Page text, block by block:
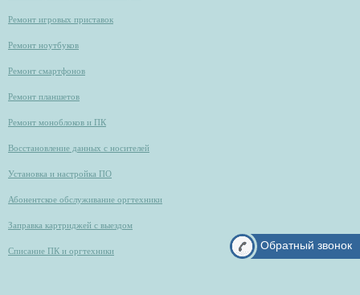
Обратный звонок
Ремонт игровых приставок
Ремонт ноутбуков
Ремонт смартфонов
Ремонт планшетов
Ремонт моноблоков и ПК
Восстановление данных с носителей
Установка и настройка ПО
Абонентское обслуживание оргтехники
Заправка картриджей с выездом
Списание ПК и оргтехники